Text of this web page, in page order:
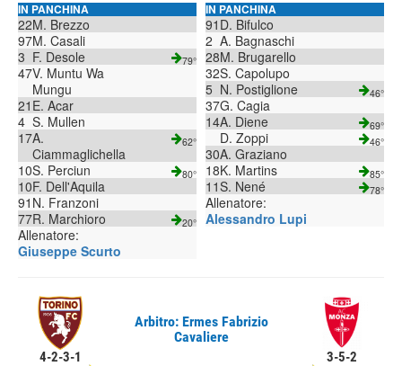
IN PANCHINA
22M. Brezzo
97M. Casali
3 F. Desole 79°
47V. Muntu Wa
Mungu
21 E. Acar
4 S. Mullen
17A.
Ciammaglichella
62°
10S. Perciun 80°
10F. Dell'Aquila
91 N. Franzoni
77R. Marchioro 20°
Allenatore:
Giuseppe Scurto
IN PANCHINA
91 D. Bifulco
2 A. Bagnaschi
28M. Brugarello
32S. Capolupo
5 N. Postiglione 46°
37G. Cagia
14A. Diene 69°
D. Zoppi 46°
30A. Graziano
18K. Martins 85°
11S. Nené 78°
Allenatore:
Alessandro Lupi
4-2-3-1
Arbitro: Ermes Fabrizio
Cavaliere
3-5-2